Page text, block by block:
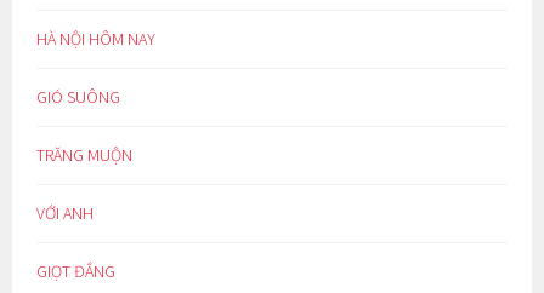
HÀ NỘI HÔM NAY
GIÓ SUÔNG
TRĂNG MUỘN
VỚI ANH
GIỌT ĐẮNG